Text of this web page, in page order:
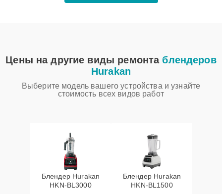
Цены на другие виды ремонта блендеров
Hurakan
Выберите модель вашего устройства и узнайте
стоимость всех видов работ
Блендер Hurakan
HKN‑BL3000
Блендер Hurakan
HKN‑BL1500